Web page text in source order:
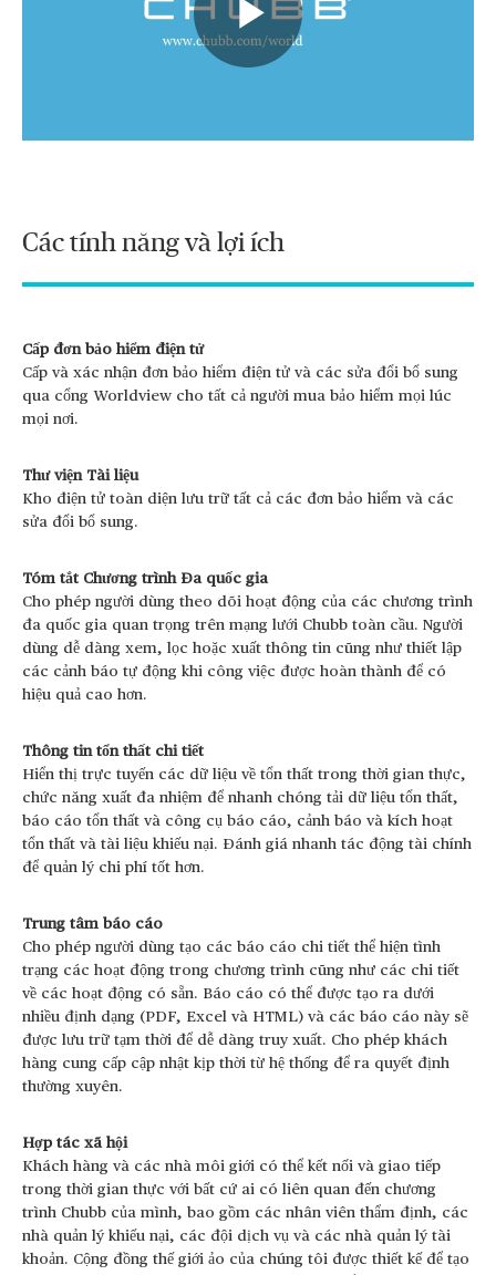
Play
Các tính năng và lợi ích
Cấp đơn bảo hiểm điện tử
Cấp và xác nhận đơn bảo hiểm điện tử và các sửa đổi bổ sung
qua cổng Worldview cho tất cả người mua bảo hiểm mọi lúc
mọi nơi.
Thư viện Tài liệu
Kho điện tử toàn diện lưu trữ tất cả các đơn bảo hiểm và các
sửa đổi bổ sung.
Tóm tắt Chương trình Đa quốc gia
Cho phép người dùng theo dõi hoạt động của các chương trình
đa quốc gia quan trọng trên mạng lưới Chubb toàn cầu. Người
dùng dễ dàng xem, lọc hoặc xuất thông tin cũng như thiết lập
các cảnh báo tự động khi công việc được hoàn thành để có
hiệu quả cao hơn.
Thông tin tổn thất chi tiết
Hiển thị trực tuyến các dữ liệu về tổn thất trong thời gian thực,
chức năng xuất đa nhiệm để nhanh chóng tải dữ liệu tổn thất,
báo cáo tổn thất và công cụ báo cáo, cảnh báo và kích hoạt
tổn thất và tài liệu khiếu nại. Đánh giá nhanh tác động tài chính
để quản lý chi phí tốt hơn.
Trung tâm báo cáo
Cho phép người dùng tạo các báo cáo chi tiết thể hiện tình
trạng các hoạt động trong chương trình cũng như các chi tiết
về các hoạt động có sẵn. Báo cáo có thể được tạo ra dưới
nhiều định dạng (PDF, Excel và HTML) và các báo cáo này sẽ
được lưu trữ tạm thời để dễ dàng truy xuất. Cho phép khách
hàng cung cấp cập nhật kịp thời từ hệ thống để ra quyết định
thường xuyên.
Hợp tác xã hội
Khách hàng và các nhà môi giới có thể kết nối và giao tiếp
trong thời gian thực với bất cứ ai có liên quan đến chương
trình Chubb của mình, bao gồm các nhân viên thẩm định, các
nhà quản lý khiếu nại, các đội dịch vụ và các nhà quản lý tài
khoản. Cộng đồng thế giới ảo của chúng tôi được thiết kế để tạo